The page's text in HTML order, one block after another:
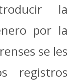
la
por la
se les
registros